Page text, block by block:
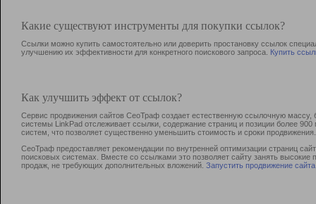
Какие существуют инструменты для покупки ссылок?
Ссылки можно купить самостоятельно или доверить простановку ссылок
улучшению их эффективности для конкретного поискового запроса. Купить
Как улучшить эффект от ссылок?
Сервис продвижения сайтов СеоТраф создает естественную ссылочную
системы LinkPad отслеживает ссылки, содержание страниц и позиции более
систем, что позволяет существенно уменьшить стоимость и сроки продвижения.
СеоТраф предоставляет рекомендации по внутренней оптимизации страниц
поисковых системах. Вместе со ссылками это позволяет сайту занять
продаж, не требующих дополнительных вложений. Запустить продвижение сайта